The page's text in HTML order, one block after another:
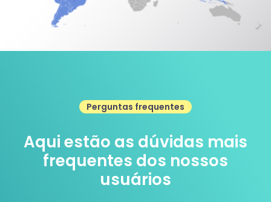
Perguntas frequentes
Aqui estão as dúvidas mais
frequentes dos nossos
usuários